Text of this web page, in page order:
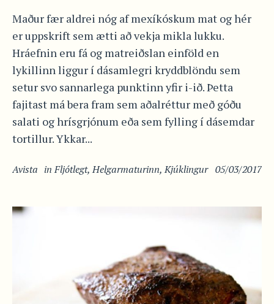
Maður fær aldrei nóg af mexíkóskum mat og hér
er uppskrift sem ætti að vekja mikla lukku.
Hráefnin eru fá og matreiðslan einföld en
lykillinn liggur í dásamlegri kryddblöndu sem
setur svo sannarlega punktinn yfir i-ið. Þetta
fajitast má bera fram sem aðalréttur með góðu
salati og hrísgrjónum eða sem fylling í dásemdar
tortillur. Ykkar...
05/03/2017
Avista inFljótlegt,Helgarmaturinn,Kjúklingur